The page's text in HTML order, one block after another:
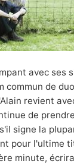
avec ses
de
revient
de
signe la
pour l'ultime
minute,